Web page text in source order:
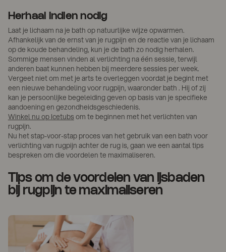
Herhaal indien nodig
Laat je lichaam na je bath op natuurlijke wijze opwarmen.
Afhankelijk van de ernst van je rugpijn en de reactie van je lichaam
op de koude behandeling, kun je de bath zo nodig herhalen.
Sommige mensen vinden al verlichting na één sessie, terwijl
anderen baat kunnen hebben bij meerdere sessies per week.
Vergeet niet om met je arts te overleggen voordat je begint met
een nieuwe behandeling voor rugpijn, waaronder bath . Hij of zij
kan je persoonlijke begeleiding geven op basis van je specifieke
aandoening en gezondheidsgeschiedenis.
Winkel nu op Icetubs om te beginnen met het verlichten van
rugpijn.
Nu het stap-voor-stap proces van het gebruik van een bath voor
verlichting van rugpijn achter de rug is, gaan we een aantal tips
bespreken om die voordelen te maximaliseren.
Tips om de voordelen van ijsbaden
bij rugpijn te maximaliseren